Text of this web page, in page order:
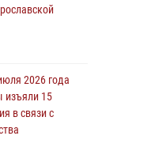
беременной
Дня ВДВ в
2026 года
41
2026 года
изъяли 15
в связи с